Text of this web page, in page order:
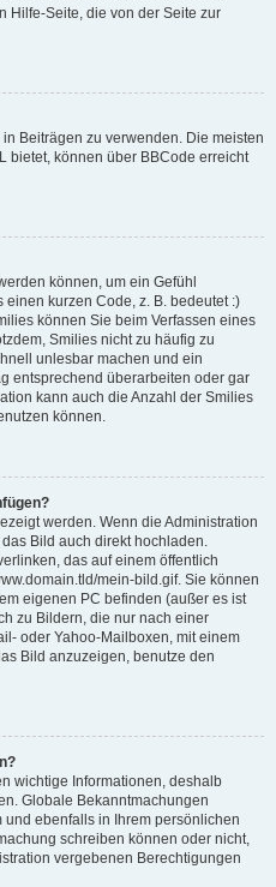
Hilfe-Seite, die von der Seite zur
Beiträgen zu verwenden. Die meisten
bietet, können über BBCode erreicht
können, um ein Gefühl
kurzen Code, z. B. bedeutet :)
können Sie beim Verfassen eines
Smilies nicht zu häufig zu
unlesbar machen und ein
entsprechend überarbeiten oder gar
kann auch die Anzahl der Smilies
können.
werden. Wenn die Administration
Bild auch direkt hochladen.
das auf einem öffentlich
mein-bild.gif. Sie können
eigenen PC befinden (außer es ist
zu Bildern, die nur nach einer
oder Yahoo-Mailboxen, mit einem
Bild anzuzeigen, benutze den
wichtige Informationen, deshalb
Globale Bekanntmachungen
ebenfalls in Ihrem persönlichen
schreiben können oder nicht,
vergebenen Berechtigungen